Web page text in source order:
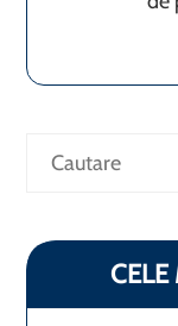
Caută
CELE